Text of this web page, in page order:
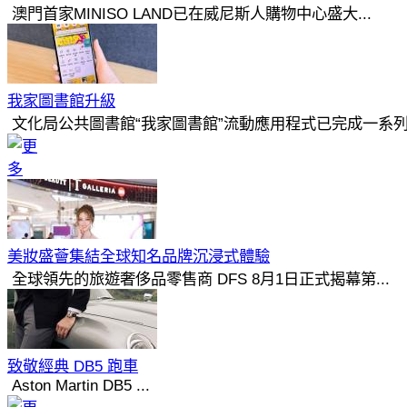
澳門首家MINISO LAND已在威尼斯人購物中心盛大...
我家圖書館升級
文化局公共圖書館“我家圖書館”流動應用程式已完成一系
美妝盛薈集結全球知名品牌沉浸式體驗
全球領先的旅遊奢侈品零售商 DFS 8月1日正式揭幕第...
致敬經典 DB5 跑車
Aston Martin DB5 ...